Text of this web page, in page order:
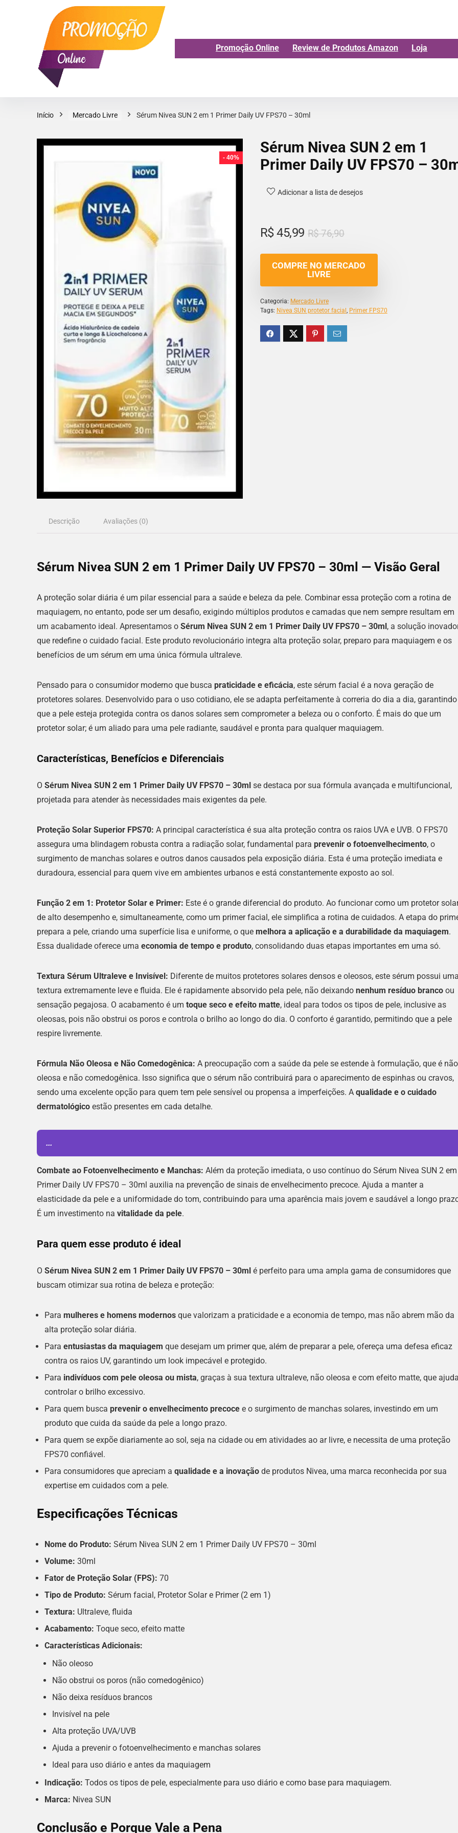
Promoção Online Review de Produtos Amazon Loja
Início Mercado Livre Sérum Nivea SUN 2 em 1 Primer Daily UV FPS70 – 30ml
- 40%
Sérum Nivea SUN 2 em 1
Primer Daily UV FPS70 –
Adicionar a lista de desejos
R$76,90
R$45,99
COMPRE NO MERCADO
LIVRE
Categoria: Mercado Livre
Tags: Nivea SUN protetor facial , Primer FPS70
Descrição Avaliações (0)
Sérum Nivea SUN 2 em 1 Primer Daily UV FPS70 – 30ml — Visão Geral
A proteção solar diária é um pilar essencial para a saúde e beleza da pele. Combinar essa proteção com a rotina de
maquiagem, no entanto, pode ser um desafio, exigindo múltiplos produtos e camadas que nem sempre resultam em
um acabamento ideal. Apresentamos o Sérum Nivea SUN 2 em 1 Primer Daily UV FPS70 – 30ml, a solução
que redefine o cuidado facial. Este produto revolucionário integra alta proteção solar, preparo para maquiagem e os
benefícios de um sérum em uma única fórmula ultraleve.
Pensado para o consumidor moderno que busca praticidade e eficácia, este sérum facial é a nova geração de
protetores solares. Desenvolvido para o uso cotidiano, ele se adapta perfeitamente à correria do dia a dia, garantindo
que a pele esteja protegida contra os danos solares sem comprometer a beleza ou o conforto. É mais do que um
protetor solar; é um aliado para uma pele radiante, saudável e pronta para qualquer maquiagem.
Características, Benefícios e Diferenciais
O Sérum Nivea SUN 2 em 1 Primer Daily UV FPS70 – 30ml se destaca por sua fórmula avançada e multifuncional,
projetada para atender às necessidades mais exigentes da pele.
Proteção Solar Superior FPS70: A principal característica é sua alta proteção contra os raios UVA e UVB. O FPS70
assegura uma blindagem robusta contra a radiação solar, fundamental para prevenir o fotoenvelhecimento, o
surgimento de manchas solares e outros danos causados pela exposição diária. Esta é uma proteção imediata e
duradoura, essencial para quem vive em ambientes urbanos e está constantemente exposto ao sol.
Função 2 em 1: Protetor Solar e Primer: Este é o grande diferencial do produto. Ao funcionar como um protetor
de alto desempenho e, simultaneamente, como um primer facial, ele simplifica a rotina de cuidados. A etapa do
prepara a pele, criando uma superfície lisa e uniforme, o que melhora a aplicação e a durabilidade da maquiagem.
Essa dualidade oferece uma economia de tempo e produto, consolidando duas etapas importantes em uma só.
Textura Sérum Ultraleve e Invisível: Diferente de muitos protetores solares densos e oleosos, este sérum possui
textura extremamente leve e fluida. Ele é rapidamente absorvido pela pele, não deixando nenhum resíduo branco ou
sensação pegajosa. O acabamento é um toque seco e efeito matte, ideal para todos os tipos de pele, inclusive as
oleosas, pois não obstrui os poros e controla o brilho ao longo do dia. O conforto é garantido, permitindo que a pele
respire livremente.
Fórmula Não Oleosa e Não Comedogênica: A preocupação com a saúde da pele se estende à formulação, que é não
oleosa e não comedogênica. Isso significa que o sérum não contribuirá para o aparecimento de espinhas ou cravos,
sendo uma excelente opção para quem tem pele sensível ou propensa a imperfeições. A qualidade e o cuidado
dermatológico estão presentes em cada detalhe.
...
Combate ao Fotoenvelhecimento e Manchas: Além da proteção imediata, o uso contínuo do Sérum Nivea SUN 2
Primer Daily UV FPS70 – 30ml auxilia na prevenção de sinais de envelhecimento precoce. Ajuda a manter a
elasticidade da pele e a uniformidade do tom, contribuindo para uma aparência mais jovem e saudável a longo
É um investimento na vitalidade da pele.
Para quem esse produto é ideal
O Sérum Nivea SUN 2 em 1 Primer Daily UV FPS70 – 30ml é perfeito para uma ampla gama de consumidores que
buscam otimizar sua rotina de beleza e proteção:
Para mulheres e homens modernos que valorizam a praticidade e a economia de tempo, mas não abrem mão da
alta proteção solar diária.
Para entusiastas da maquiagem que desejam um primer que, além de preparar a pele, ofereça uma defesa eficaz
contra os raios UV, garantindo um look impecável e protegido.
Para indivíduos com pele oleosa ou mista, graças à sua textura ultraleve, não oleosa e com efeito matte, que
controlar o brilho excessivo.
Para quem busca prevenir o envelhecimento precoce e o surgimento de manchas solares, investindo em um
produto que cuida da saúde da pele a longo prazo.
Para quem se expõe diariamente ao sol, seja na cidade ou em atividades ao ar livre, e necessita de uma proteção
FPS70 confiável.
Para consumidores que apreciam a qualidade e a inovação de produtos Nivea, uma marca reconhecida por sua
expertise em cuidados com a pele.
Especificações Técnicas
Nome do Produto: Sérum Nivea SUN 2 em 1 Primer Daily UV FPS70 – 30ml
Volume: 30ml
Fator de Proteção Solar (FPS): 70
Tipo de Produto: Sérum facial, Protetor Solar e Primer (2 em 1)
Textura: Ultraleve, fluida
Acabamento: Toque seco, efeito matte
Características Adicionais:
Não oleoso
Não obstrui os poros (não comedogênico)
Não deixa resíduos brancos
Invisível na pele
Alta proteção UVA/UVB
Ajuda a prevenir o fotoenvelhecimento e manchas solares
Ideal para uso diário e antes da maquiagem
Indicação: Todos os tipos de pele, especialmente para uso diário e como base para maquiagem.
Marca: Nivea SUN
Conclusão e Porque Vale a Pena